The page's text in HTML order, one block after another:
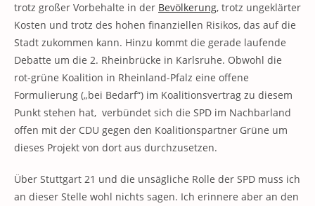
trotz großer Vorbehalte in der Bevölkerung, trotz ungeklärter
Kosten und trotz des hohen finanziellen Risikos, das auf die
Stadt zukommen kann. Hinzu kommt die gerade laufende
Debatte um die 2. Rheinbrücke in Karlsruhe. Obwohl die
rot-grüne Koalition in Rheinland-Pfalz eine offene
Formulierung („bei Bedarf“) im Koalitionsvertrag zu diesem
Punkt stehen hat, verbündet sich die SPD im Nachbarland
offen mit der CDU gegen den Koalitionspartner Grüne um
dieses Projekt von dort aus durchzusetzen.
Über Stuttgart 21 und die unsägliche Rolle der SPD muss ich
an dieser Stelle wohl nichts sagen. Ich erinnere aber an den